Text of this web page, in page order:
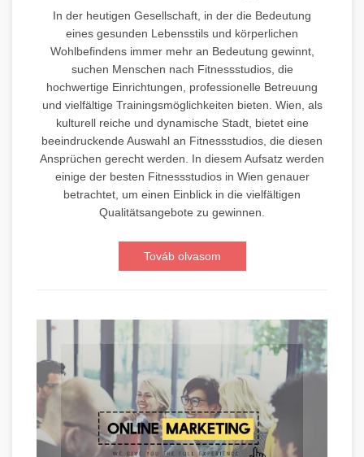
In der heutigen Gesellschaft, in der die Bedeutung
eines gesunden Lebensstils und körperlichen
Wohlbefindens immer mehr an Bedeutung gewinnt,
suchen Menschen nach Fitnessstudios, die
hochwertige Einrichtungen, professionelle Betreuung
und vielfältige Trainingsmöglichkeiten bieten. Wien, als
kulturell reiche und dynamische Stadt, bietet eine
beeindruckende Auswahl an Fitnessstudios, die diesen
Ansprüchen gerecht werden. In diesem Aufsatz werden
einige der besten Fitnessstudios in Wien genauer
betrachtet, um einen Einblick in die vielfältigen
Qualitätsangebote zu gewinnen.
Továb olvasom